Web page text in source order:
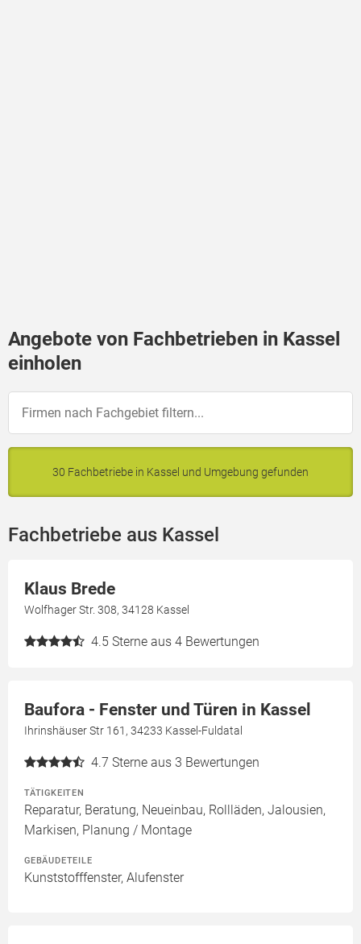
Angebote von Fachbetrieben in Kassel
einholen
30 Fachbetriebe in Kassel und Umgebung gefunden
Fachbetriebe aus Kassel
Klaus Brede
Wolfhager Str. 308, 34128 Kassel
4.5 Sterne aus 4 Bewertungen
Baufora - Fenster und Türen in Kassel
Ihrinshäuser Str 161, 34233 Kassel-Fuldatal
4.7 Sterne aus 3 Bewertungen
TÄTIGKEITEN
Reparatur, Beratung, Neueinbau, Rollläden, Jalousien,
Markisen, Planung / Montage
GEBÄUDETEILE
Kunststofffenster, Alufenster